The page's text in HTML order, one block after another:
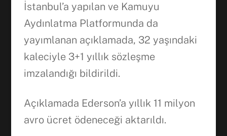
İstanbul’a yapılan ve Kamuyu
Aydınlatma Platformunda da
yayımlanan açıklamada, 32 yaşındaki
kaleciyle 3+1 yıllık sözleşme
imzalandığı bildirildi.
Açıklamada Ederson’a yıllık 11 milyon
avro ücret ödeneceği aktarıldı.